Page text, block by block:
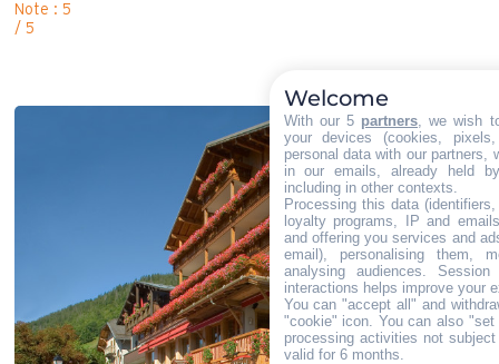
Note : 5
/ 5
Welcome
With our 5 partners, we wish
your devices (cookies,
personal data with our partners,
in our emails, already held
including in other contexts.
Processing this data
loyalty programs, IP and
and offering you services and
email), personalising them,
analysing audiences.
interactions helps improve your
You can "accept all" and
"cookie" icon. You can also "set
processing activities not
valid for 6 months.